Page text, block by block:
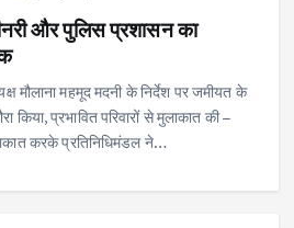
और पुलिस प्रशासन का
मौलाना महमूद मदनी के निर्देश पर जमीयत के
किया, प्रभावित परिवारों से मुलाकात की –
करके प्रतिनिधिमंडल ने…